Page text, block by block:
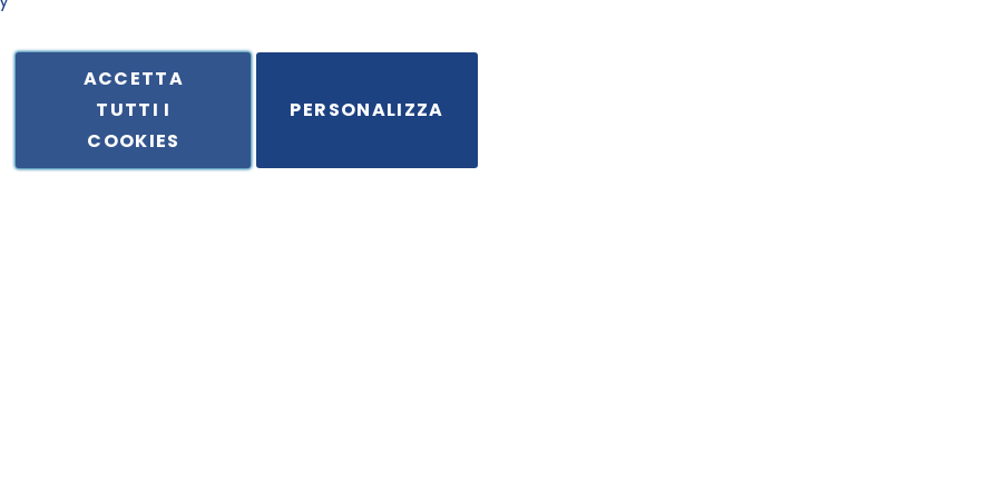
in Via Principe di Piemonte 199, cap. 80026 Casoria (NA) - C.F. 05834470634 - P.I. 01465221214, iscritta alla C.C.I.A.A.
ACCETTA
TUTTI I
COOKIES
PERSONALIZZA